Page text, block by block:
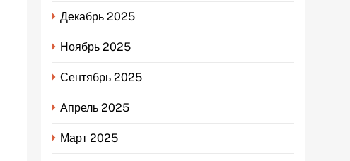
Декабрь 2025
Ноябрь 2025
Сентябрь 2025
Апрель 2025
Март 2025